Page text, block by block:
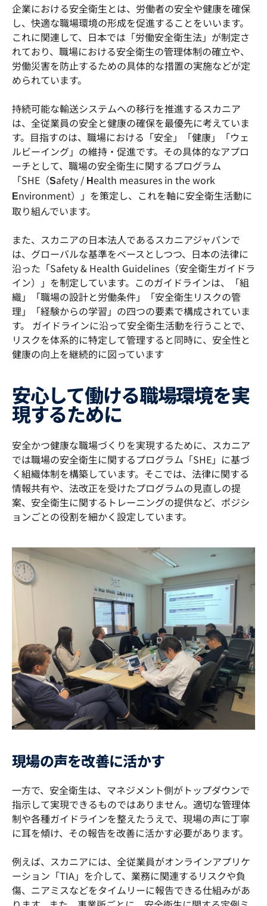
企業における安全衛生とは、労働者の安全や健康を確保
し、快適な職場環境の形成を促進することをいいます。
これに関連して、日本では「労働安全衛生法」が制定さ
れており、職場における安全衛生の管理体制の確立や、
労働災害を防止するための具体的な措置の実施などが定
められています。
持続可能な輸送システムへの移行を推進するスカニア
は、全従業員の安全と健康の確保を最優先に考えていま
す。目指すのは、職場における「安全」「健康」「ウェ
ルビーイング」の維持・促進です。その具体的なアプロ
ーチとして、職場の安全衛生に関するプログラム
「SHE（Safety / Health measures in the work
Environment）」を策定し、これを軸に安全衛生活動に
取り組んでいます。
また、スカニアの日本法人であるスカニアジャパンで
は、グローバルな基準をベースとしつつ、日本の法律に
沿った「Safety & Health Guidelines（安全衛生ガイドラ
イン）」を制定しています。このガイドラインは、「組
織」「職場の設計と労働条件」「安全衛生リスクの管
理」「経験からの学習」の四つの要素で構成されていま
す。 ガイドラインに沿って安全衛生活動を行うことで、
リスクを体系的に特定して管理すると同時に、安全性と
健康の向上を継続的に図っています
安心して働ける職場環境を実
現するために
安全かつ健康な職場づくりを実現するために、スカニア
では職場の安全衛生に関するプログラム「SHE」に基づ
く組織体制を構築しています。そこでは、法律に関する
情報共有や、法改正を受けたプログラムの見直しの提
案、安全衛生に関するトレーニングの提供など、ポジシ
ョンごとの役割を細かく設定しています。
現場の声を改善に活かす
一方で、安全衛生は、マネジメント側がトップダウンで
指示して実現できるものではありません。適切な管理体
制や各種ガイドラインを整えたうえで、現場の声に丁寧
に耳を傾け、その報告を改善に活かす必要があります。
例えば、スカニアには、全従業員がオンラインアプリケ
ーション「TIA」を介して、業務に関連するリスクや負
傷、ニアミスなどをタイムリーに報告できる仕組みがあ